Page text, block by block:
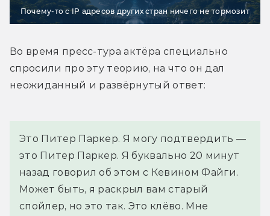
Почему-то с IP адресов других стран ничего не тормозит
Во время пресс-тура актёра специально
спросили про эту теорию, на что он дал
неожиданный и развёрнутый ответ:
Это Питер Паркер. Я могу подтвердить —
это Питер Паркер. Я буквально 20 минут
назад говорил об этом с Кевином Файги.
Может быть, я раскрыл вам старый
спойлер, но это так. Это клёво. Мне